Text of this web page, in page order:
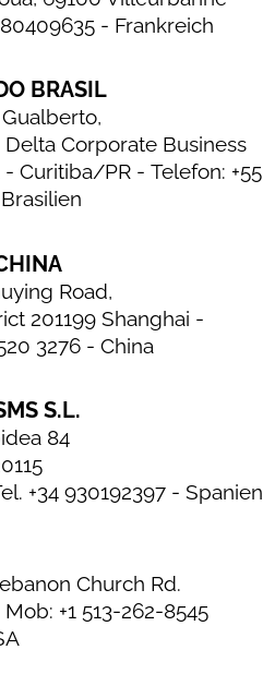
- Frankreich
BRASIL
Delta Corporate Business
- Curitiba/PR - Telefon: +55
Road,
201199 Shanghai -
3276 - China
S.L.
84
+34 930192397 - Spanien
Church Rd.
+1 513-262-8545